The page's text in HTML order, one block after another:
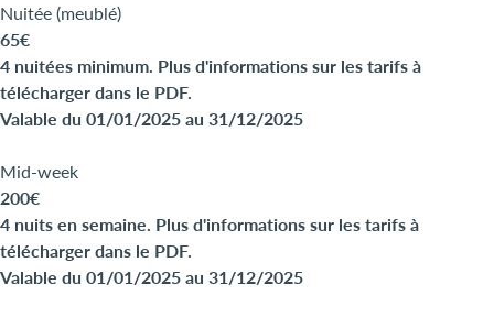
Nuitée (meublé)
65€
4 nuitées minimum. Plus d'informations sur les tarifs à
télécharger dans le PDF.
Valable du 01/01/2025 au 31/12/2025
Mid-week
200€
4 nuits en semaine. Plus d'informations sur les tarifs à
télécharger dans le PDF.
Valable du 01/01/2025 au 31/12/2025